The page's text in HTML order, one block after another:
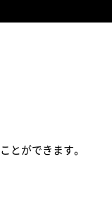
とができます。